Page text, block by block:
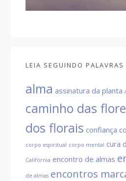
LEIA SEGUINDO PALAVRAS
alma assinatura da planta
caminho das
dos florais confiança
corpo espiritual corpo mental cura
Califórnia encontro de almas
de almas encontros